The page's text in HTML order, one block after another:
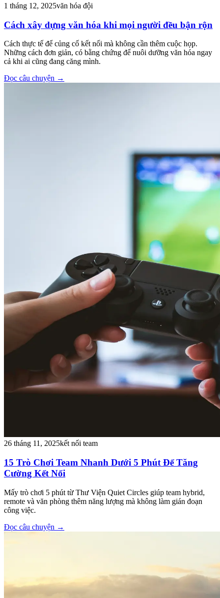
1 tháng 12, 2025văn hóa đội
Cách xây dựng văn hóa khi mọi người đều bận rộn
Cách thực tế để củng cố kết nối mà không cần thêm cuộc họp.
Những cách đơn giản, có bằng chứng để nuôi dưỡng văn hóa ngay
cả khi ai cũng đang căng mình.
Đọc câu chuyện →
26 tháng 11, 2025kết nối team
15 Trò Chơi Team Nhanh Dưới 5 Phút Để Tăng
Cường Kết Nối
Mấy trò chơi 5 phút từ Thư Viện Quiet Circles giúp team hybrid,
remote và văn phòng thêm năng lượng mà không làm gián đoạn
công việc.
Đọc câu chuyện →